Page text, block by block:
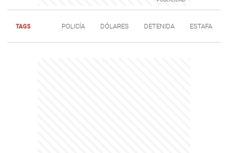
TAGS POLICÍA DÓLARES DETENIDA ESTAFA